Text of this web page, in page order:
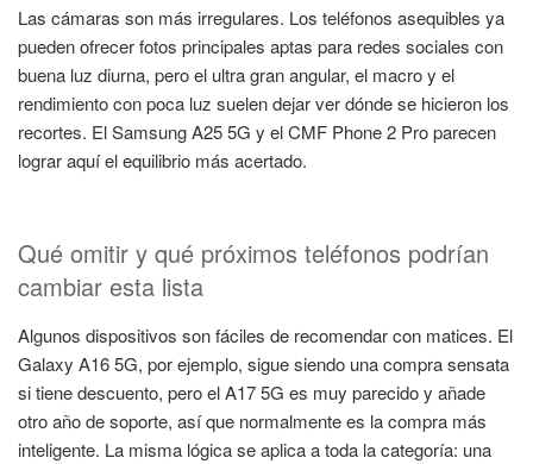
Las cámaras son más irregulares. Los teléfonos asequibles ya
pueden ofrecer fotos principales aptas para redes sociales con
buena luz diurna, pero el ultra gran angular, el macro y el
rendimiento con poca luz suelen dejar ver dónde se hicieron los
recortes. El Samsung A25 5G y el CMF Phone 2 Pro parecen
lograr aquí el equilibrio más acertado.
Qué omitir y qué próximos teléfonos podrían
cambiar esta lista
Algunos dispositivos son fáciles de recomendar con matices. El
Galaxy A16 5G, por ejemplo, sigue siendo una compra sensata
si tiene descuento, pero el A17 5G es muy parecido y añade
otro año de soporte, así que normalmente es la compra más
inteligente. La misma lógica se aplica a toda la categoría: una